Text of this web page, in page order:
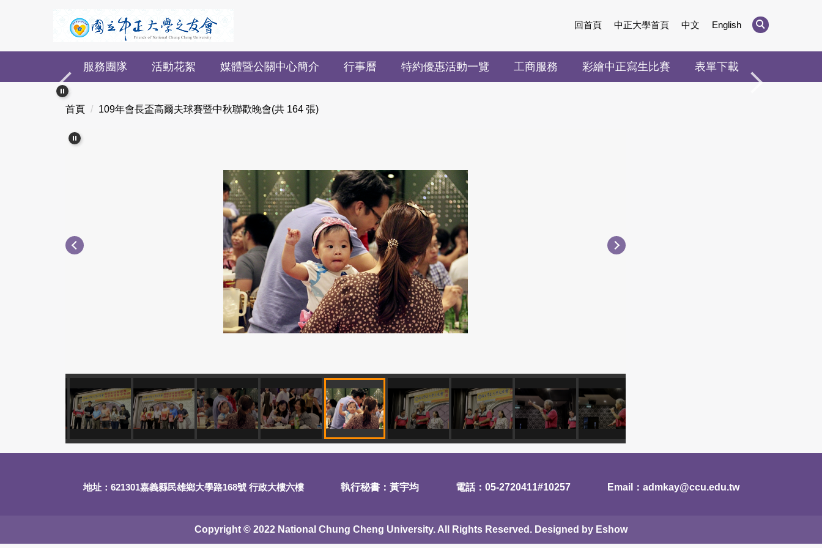
要
容
回首頁 中正大學首頁 中文 English
服務團隊 活動花絮 媒體暨公關中心簡介 行事曆 特約優惠活動一覽 工商服務 彩繪中正寫生比賽 表單下載
首頁 109年會長盃高爾夫球賽暨中秋聯歡晚會(共 164 張)
地址：621301嘉義縣民雄鄉大學路168號 行政大樓六樓 執行秘書：黃宇均 電話：05-2720411#10257 Email：admkay@ccu.edu.tw
Copyright © 2022 National Chung Cheng University. All Rights Reserved. Designed by Eshow